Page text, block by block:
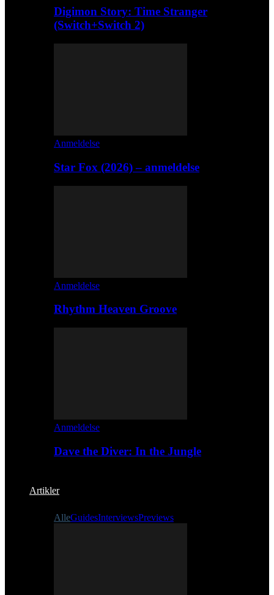
Digimon Story: Time Stranger
(Switch+Switch 2)
Anmeldelse
Star Fox (2026) – anmeldelse
Anmeldelse
Rhythm Heaven Groove
Anmeldelse
Dave the Diver: In the Jungle
Artikler
AlleGuidesInterviewsPreviews